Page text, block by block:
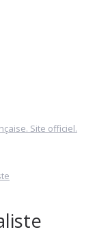
Site officiel.